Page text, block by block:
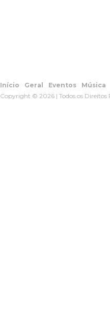
Início Geral Eventos Música
Copyright © 2026 | Todos os Direitos